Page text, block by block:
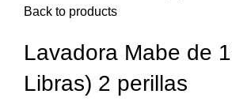
Back to products
Lavadora Mabe de
Libras) 2 perillas